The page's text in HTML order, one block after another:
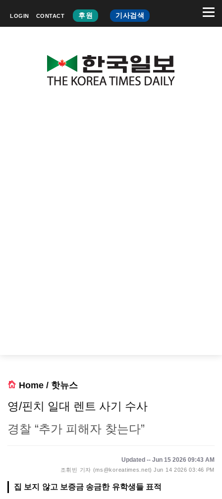
LOGIN CONTACT 후원 기사검색
Home / 핫뉴스
영/핀치 일대 렌트 사기 수사
경찰 “추가 피해자 찾는다”
Updated -- Jun 15 2026 09:43 AM
조휘빈 기자 (ms@koreatimes.net) Jun 14 2026 03:46 PM
집 보지 않고 보증금 송금한 유학생들 표적